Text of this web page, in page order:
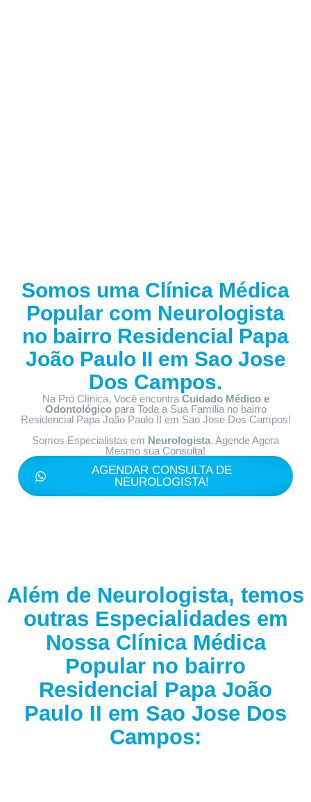
Somos uma Clínica Médica
Popular com Neurologista
no bairro Residencial Papa
João Paulo II em Sao Jose
Dos Campos.
Na Pró Clínica, Você encontra Cuidado Médico e
Odontológicopara Toda a Sua Família no bairro
Residencial Papa João Paulo II em Sao Jose Dos Campos!
Somos Especialistas em Neurologista. Agende Agora
Mesmo sua Consulta!
AGENDAR CONSULTA DE
NEUROLOGISTA!
Além de Neurologista, temos
outras Especialidades em
Nossa Clínica Médica
Popular no bairro
Residencial Papa João
Paulo II em Sao Jose Dos
Campos: